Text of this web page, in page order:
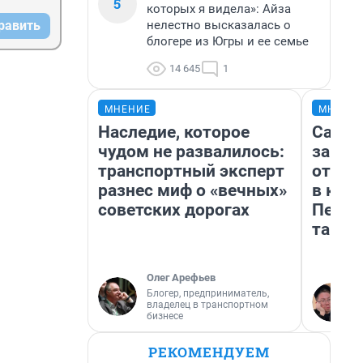
которых я видела»: Айза
нелестно высказалась о
блогере из Югры и ее семье
14 645 1
МНЕНИЕ
Наследие, которое
чудом не развалилось:
транспортный эксперт
разнес миф о «вечных»
советских дорогах
Олег Арефьев
Блогер, предприниматель,
владелец в транспортном
бизнесе
в
там
РЕКОМЕНДУЕМ